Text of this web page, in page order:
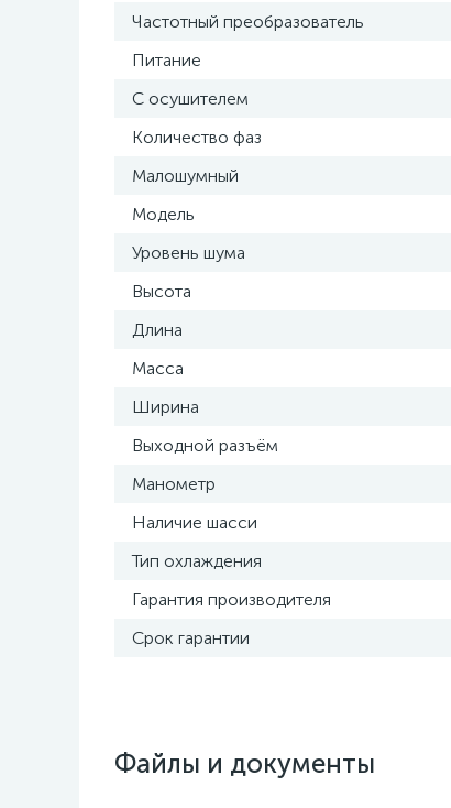
Частотный преобразователь
Питание
С осушителем
Количество фаз
Малошумный
Модель
Уровень шума
Высота
Длина
Масса
Ширина
Выходной разъём
Манометр
Наличие шасси
Тип охлаждения
Гарантия производителя
Срок гарантии
Файлы и документы